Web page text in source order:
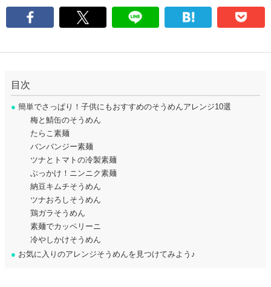
目次
● 簡単でさっぱり！子供にもおすすめのそうめんアレンジ10選
梅と鯖缶のそうめん
たらこ素麺
バンバンジー素麺
ツナとトマトの冷製素麺
ぶっかけ！ニンニク素麺
納豆キムチそうめん
ツナおろしそうめん
鶏ガラそうめん
素麺でカッペリーニ
冷やしかけそうめん
● お気に入りのアレンジそうめんを見つけてみよう♪